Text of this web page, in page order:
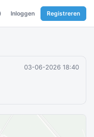
Inloggen Registreren
03-06-2026 18:40